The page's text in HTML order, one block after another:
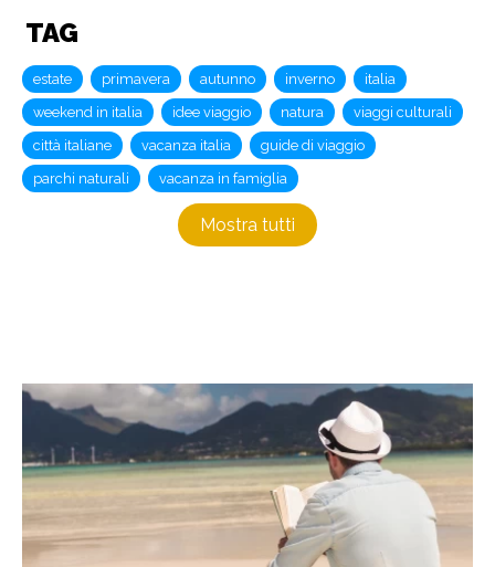
TAG
estate primavera autunno inverno
italia
weekend in italia
idee viaggio natura
viaggi culturali
città italiane
vacanza italia
guide di viaggio
parchi naturali
vacanza in famiglia
Mostra tutti